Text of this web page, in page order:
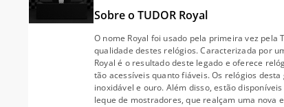
Sobre o TUDOR Royal
O nome Royal foi usado pela primeira vez pela
qualidade destes relógios. Caracterizada por
Royal é o resultado deste legado e oferece
tão acessíveis quanto fiáveis. Os relógios
inoxidável e ouro. Além disso, estão
leque de mostradores, que realçam uma nova